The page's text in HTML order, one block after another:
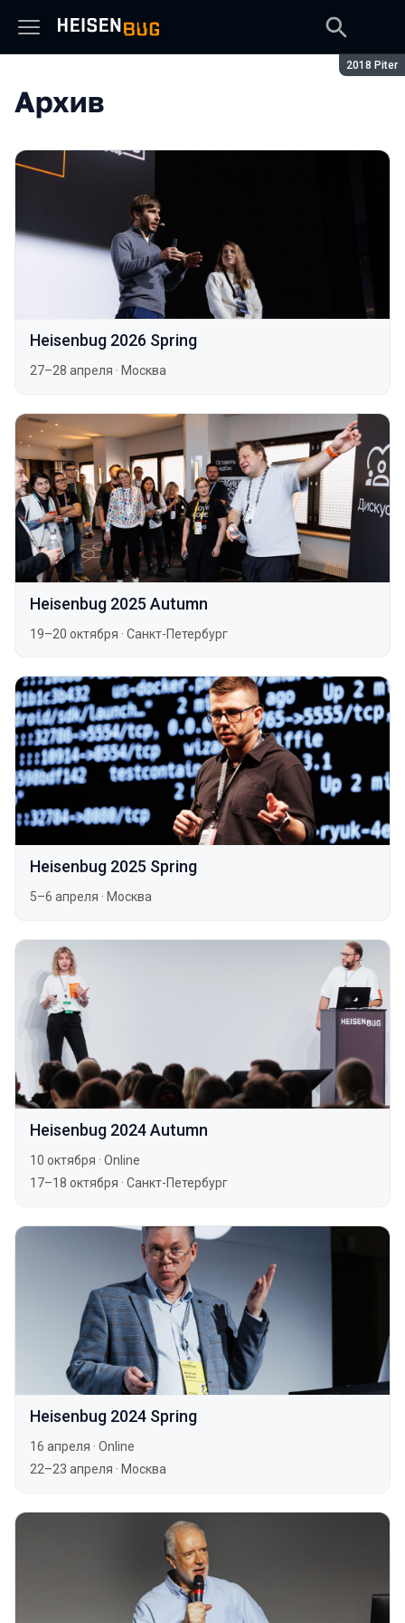
Сезон:
2018 Piter
Архив
Heisenbug 2026 Spring
27–28 апреля · Москва
Heisenbug 2025 Autumn
19–20 октября · Санкт-Петербург
Heisenbug 2025 Spring
5–6 апреля · Москва
Heisenbug 2024 Autumn
10 октября · Online
17–18 октября · Санкт-Петербург
Heisenbug 2024 Spring
16 апреля · Online
22–23 апреля · Москва